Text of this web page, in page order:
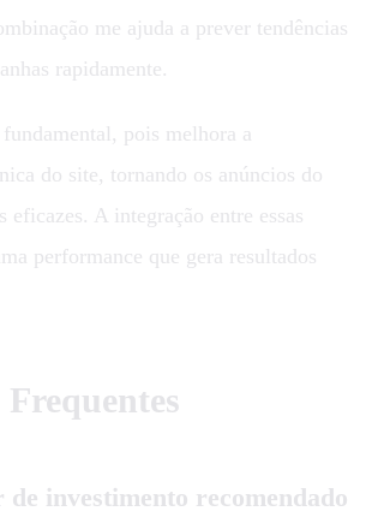
me ajuda a prever tendências
rapidamente.
pois melhora a
do site, tornando os anúncios do
eficazes. A integração entre essas
performance que gera resultados
de investimento recomendado